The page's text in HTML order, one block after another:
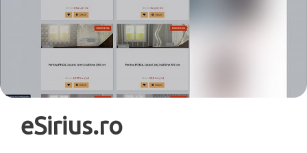
eSirius.ro